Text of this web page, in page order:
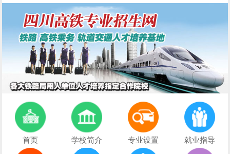
首页 学校简介 专业设置 就业指导